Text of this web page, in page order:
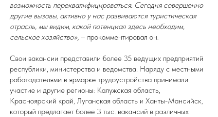
возможность переквалифицироваться. Сегодня совершенно
другие вызовы, активно у нас развиваются туристическая
отрасль, мы видим, какой потенциал здесь необходим,
сельское хозяйство», – прокомментировал он.
Свои вакансии представили более 35 ведущих предприятий
республики, министерства и ведомства. Наряду с местными
работодателями в ярмарке трудоустройства принимали
участие и другие регионы: Калужская область,
Красноярский край, Луганская область и Ханты-Мансийск,
который предлагает более 3 тыс. вакансий в различных